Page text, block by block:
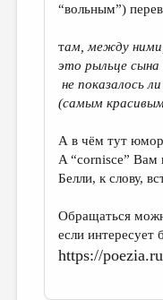
“вольным”)
там, между
это рыльце
не показалось
(самым
А в чём тут
A “cornisce” Вам
Белли, к слову,
Обращаться
eсли интересует
https://